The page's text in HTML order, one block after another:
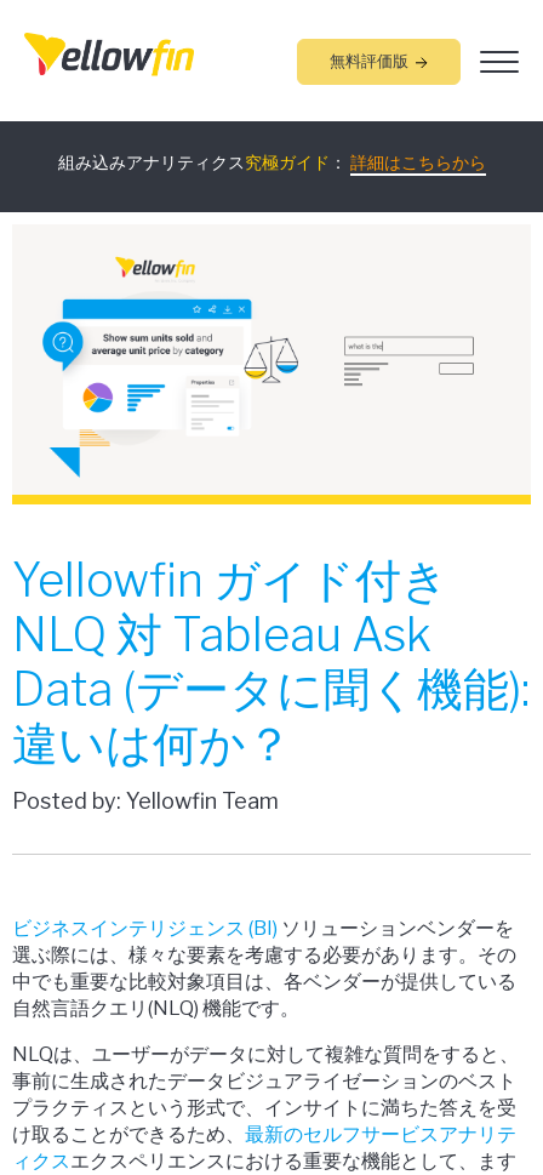
無料評価版
Yellowfinについて60分で学べる オンラインデモ
はこちらから
組み込みアナリティクス究極ガイド ： 詳細はこちらから
Yellowfin ガイド付き
NLQ 対 Tableau Ask
Data (データに聞く機能):
違いは何か？
Posted by: Yellowfin Team
ビジネスインテリジェンス (BI) ソリューションベンダーを
選ぶ際には、様々な要素を考慮する必要があります。その
中でも重要な比較対象項目は、各ベンダーが提供している
自然言語クエリ(NLQ) 機能です。
NLQは、ユーザーがデータに対して複雑な質問をすると、
事前に生成されたデータビジュアライゼーションのベスト
プラクティスという形式で、インサイトに満ちた答えを受
け取ることができるため、 最新のセルフサービスアナリテ
ィクスエクスペリエンスにおける重要な機能として、ます